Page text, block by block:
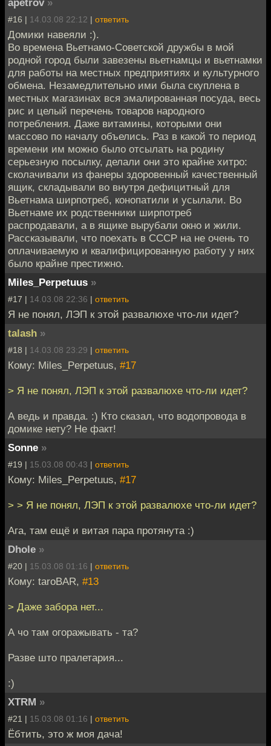
#16 | 14.03.08 22:12 | ответить
Домики навеяли :).
Во времена Вьетнамо-Советской дружбы в мой
родной город были завезены вьетнамцы и вьетнамки
для работы на местных предприятиях и культурного
обмена. Незамедлительно ими была скуплена в
местных магазинах вся эмалированная посуда, весь
рис и целый перечень товаров народного
потребления. Даже витамины, которыми они
массово по началу объелись. Раз в какой то период
времени им можно было отсылать на родину
серьезную посылку, делали они это крайне хитро:
сколачивали из фанеры здоровенный качественный
ящик, складывали во внутря дефицитный для
Вьетнама ширпотреб, конопатили и усылали. Во
Вьетнаме их родственники ширпотреб
распродавали, а в ящике вырубали окно и жили.
Рассказывали, что поехать в СССР на не очень то
оплачиваемую и квалифицированную работу у них
было крайне престижно.
Miles_Perpetuus »
#17 | 14.03.08 22:36 | ответить
Я не понял, ЛЭП к этой развалюхе что-ли идет?
talash »
#18 | 14.03.08 23:29 | ответить
Кому: Miles_Perpetuus, #17
> Я не понял, ЛЭП к этой развалюхе что-ли идет?
А ведь и правда. :) Кто сказал, что водопровода в
домике нету? Не факт!
Sonne »
#19 | 15.03.08 00:43 | ответить
Кому: Miles_Perpetuus, #17
> > Я не понял, ЛЭП к этой развалюхе что-ли идет?
Ага, там ещё и витая пара протянута :)
Dhole »
#20 | 15.03.08 01:16 | ответить
Кому: taroBAR, #13
> Даже забора нет...
А чо там огоражывать - та?
Разве што пралетария...
:)
XTRM »
#21 | 15.03.08 01:16 | ответить
Ёбтить, это ж моя дача!